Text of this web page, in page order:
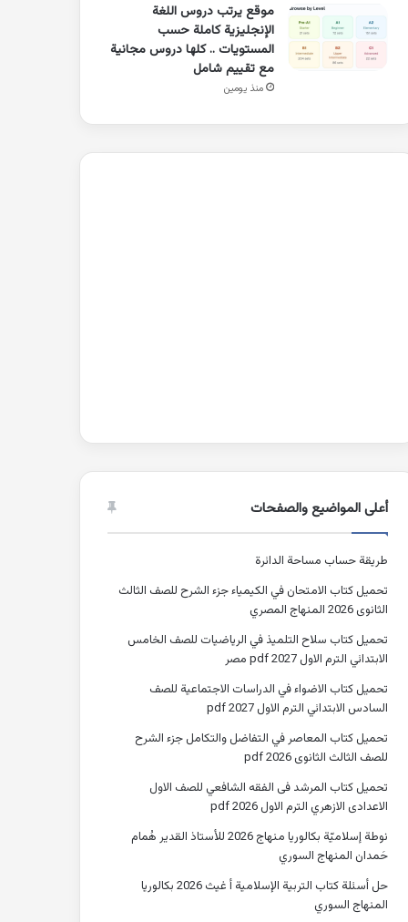
موقع يرتب دروس اللغة
الإنجليزية كاملة حسب
المستويات .. كلها دروس مجانية
مع تقييم شامل
منذ يومين
أعلى المواضيع والصفحات
طريقة حساب مساحة الدائرة
تحميل كتاب الامتحان في الكيمياء جزء الشرح للصف الثالث
الثانوى 2026 المنهاج المصري
تحميل كتاب سلاح التلميذ في الرياضيات للصف الخامس
الابتدائي الترم الاول 2027 pdf مصر
تحميل كتاب الاضواء في الدراسات الاجتماعية للصف
السادس الابتدائي الترم الاول 2027 pdf
تحميل كتاب المعاصر في التفاضل والتكامل جزء الشرح
للصف الثالث الثانوى 2026 pdf
تحميل كتاب المرشد فى الفقه الشافعي للصف الاول
الاعدادى الازهري الترم الاول 2026 pdf
نوطة إسلاميّة بكالوريا منهاج 2026 للأستاذ القدير هُمام
حَمدان المنهاج السوري
حل أسئلة كتاب التربية الإسلامية أ غيث 2026 بكالوريا
المنهاج السوري